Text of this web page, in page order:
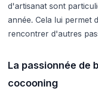
d'artisanat sont
année. Cela lui permet
rencontrer d'autres
La passionnée de
cocooning